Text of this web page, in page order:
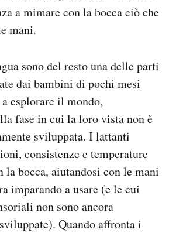
a mimare con la bocca ciò che
mani.
sono del resto una delle parti
dai bambini di pochi mesi
esplorare il mondo,
fase in cui la loro vista non è
sviluppata. I lattanti
consistenze e temperature
la bocca, aiutandosi con le mani
imparando a usare (e le cui
non sono ancora
Quando affronta i